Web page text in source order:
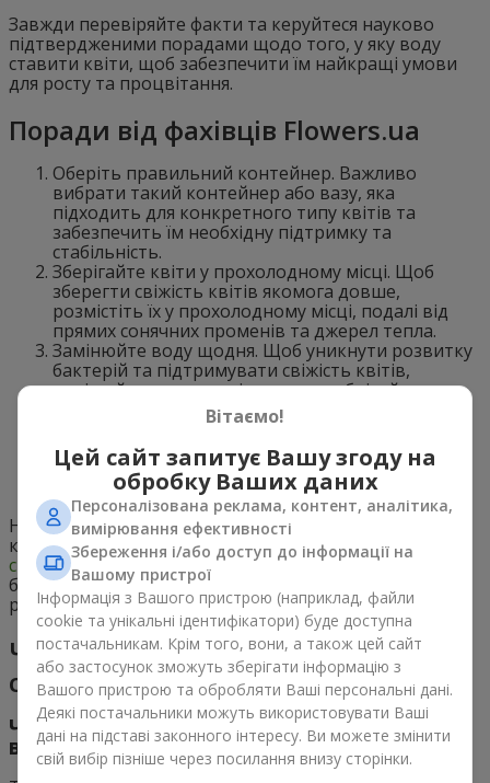
Завжди перевіряйте факти та керуйтеся науково
підтвердженими порадами щодо того, у яку воду
ставити квіти, щоб забезпечити їм найкращі умови
для росту та процвітання.
Поради від фахівців Flowers.ua
Оберіть правильний контейнер. Важливо
вибрати такий контейнер або вазу, яка
підходить для конкретного типу квітів та
забезпечить їм необхідну підтримку та
стабільність.
Зберігайте квіти у прохолодному місці. Щоб
зберегти свіжість квітів якомога довше,
розмістіть їх у прохолодному місці, подалі від
прямих сонячних променів та джерел тепла.
Замінюйте воду щодня. Щоб уникнути розвитку
бактерій та підтримувати свіжість квітів,
замінюйте воду у вазі щодня та обрізайте
Використовуйте добрива. Додавання
спеціальних добрив для квітів у воду може
допомогти збільшити їхню тривалість життя та
Нехай важливі події супроводжуються найкращими
квітковими композиціями від Flowers.ua!Замовте
свіжі квіти прямо зараз та порадуйте себе чи ваших
близькихвишуканим букетом
розчулить своєю красою та свіжістю.
Часті запитання про те, у яку воду
ставити квіти
Чи можна використовувати кип'ячену
воду для квітів?
Вітаємо!
Цей сайт запитує Вашу згоду на
обробку Ваших даних
Персоналізована реклама, контент, аналітика,
вимірювання ефективності
Збереження і/або доступ до інформації на
Вашому пристрої
Інформація з Вашого пристрою (наприклад, файли
cookie та унікальні ідентифікатори) буде доступна
постачальникам. Крім того, вони, а також цей сайт
або застосунок зможуть зберігати інформацію з
Вашого пристрою та обробляти Ваші персональні дані.
Деякі постачальники можуть використовувати Ваші
дані на підставі законного інтересу. Ви можете змінити
свій вибір пізніше через посилання внизу сторінки.